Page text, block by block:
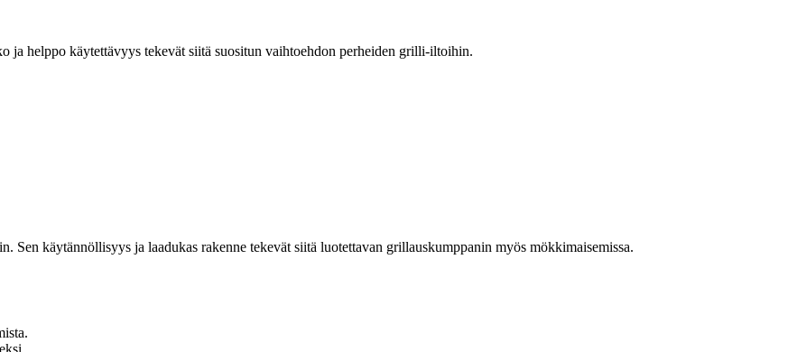
helppo käytettävyys tekevät siitä suositun vaihtoehdon perheiden grilli-iltoihin.
Sen käytännöllisyys ja laadukas rakenne tekevät siitä luotettavan grillauskumppanin myös mökkimaisemissa.